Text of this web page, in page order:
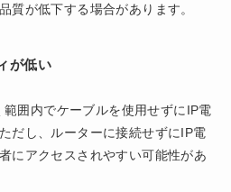
質が低下する場合があります。
が低い
囲内でケーブルを使用せずにIP電
だし、ルーターに接続せずにIP電
にアクセスされやすい可能性があ